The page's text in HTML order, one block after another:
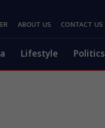
ABOUT US CONTACT US
Lifestyle Politics